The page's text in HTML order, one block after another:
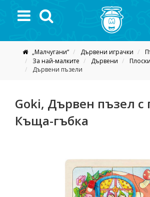
„Малчугани“ Дървени играчки
За най-малките
Дървени
Дървени пъзели
Goki, Дървен пъзел с
Къща-гъбка